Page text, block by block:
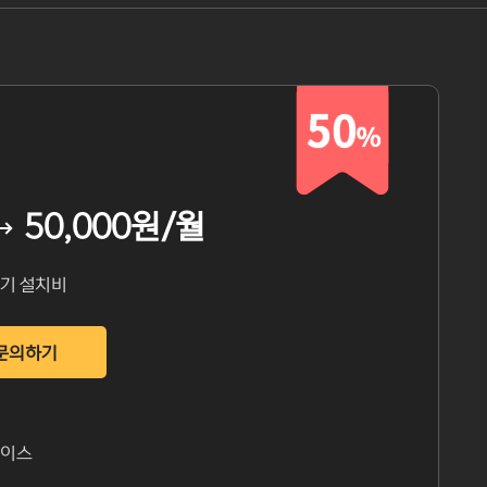
격은 그대로, 혜택은 한 번 더! kr/한국 도메인 9700원
리뉴얼 기념 시원하게 쏘는 100만원 크레딧
신규가입 고객 전용 쿠폰 이벤트
내 사이트 위험도 지금 확인하기
50,000원/월
설치비
의하기
스